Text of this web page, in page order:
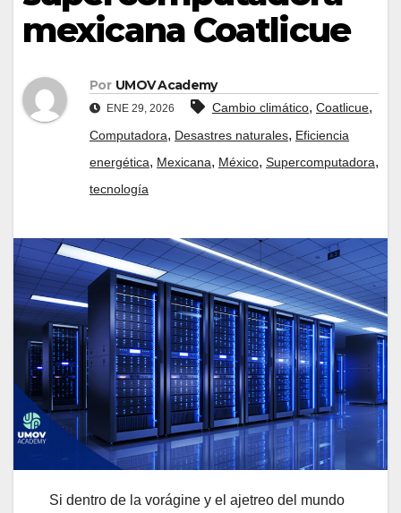
mexicana Coatlicue
Por UMOV Academy
ENE 29, 2026 Cambio climático, Coatlicue,
Computadora, Desastres naturales, Eficiencia
energética, Mexicana, México, Supercomputadora,
tecnología
Si dentro de la vorágine y el ajetreo del mundo